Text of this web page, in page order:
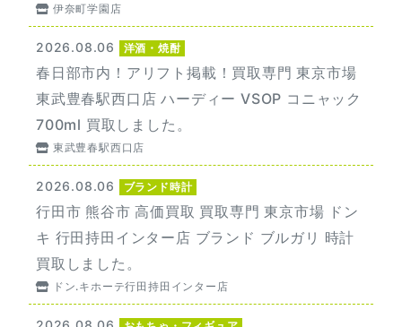
伊奈町学園店
2026.08.06 洋酒・焼酎
春日部市内！アリフト掲載！買取専門 東京市場
東武豊春駅西口店 ハーディー VSOP コニャック
700ml 買取しました。
東武豊春駅西口店
2026.08.06 ブランド時計
行田市 熊谷市 高価買取 買取専門 東京市場 ドン
キ 行田持田インター店 ブランド ブルガリ 時計
買取しました。
ドン.キホーテ行田持田インター店